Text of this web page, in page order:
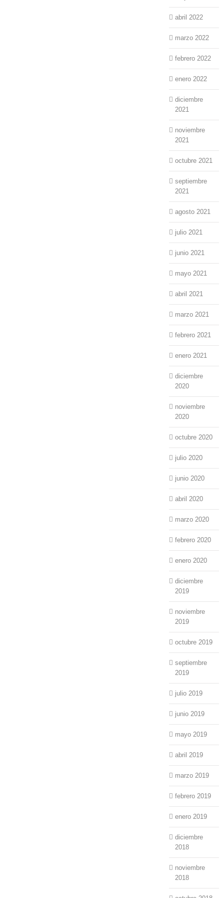
abril 2022
marzo 2022
febrero 2022
enero 2022
diciembre
2021
noviembre
2021
octubre 2021
septiembre
2021
agosto 2021
julio 2021
junio 2021
mayo 2021
abril 2021
marzo 2021
febrero 2021
enero 2021
diciembre
2020
noviembre
2020
octubre 2020
julio 2020
junio 2020
abril 2020
marzo 2020
febrero 2020
enero 2020
diciembre
2019
noviembre
2019
octubre 2019
septiembre
2019
julio 2019
junio 2019
mayo 2019
abril 2019
marzo 2019
febrero 2019
enero 2019
diciembre
2018
noviembre
2018